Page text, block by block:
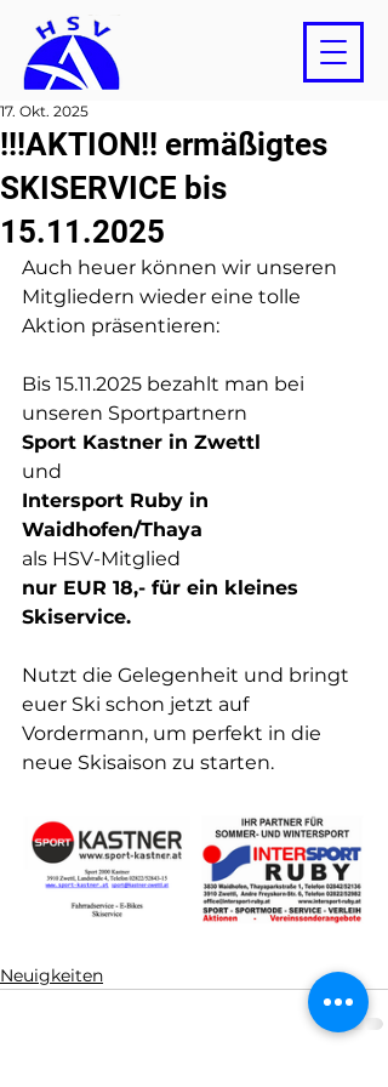
!!!AKTION!! ermäßigtes
SKISERVICE bis
15.11.2025
17. Okt. 2025
Auch heuer können wir unseren
Mitgliedern wieder eine tolle
Aktion präsentieren:
Bis 15.11.2025 bezahlt man bei
unseren Sportpartnern
Sport Kastner in Zwettl
und
Intersport Ruby in
Waidhofen/Thaya
als HSV-Mitglied
nur EUR 18,- für ein kleines
Skiservice.
Nutzt die Gelegenheit und bringt
euer Ski schon jetzt auf
Vordermann, um perfekt in die
neue Skisaison zu starten.
Neuigkeiten